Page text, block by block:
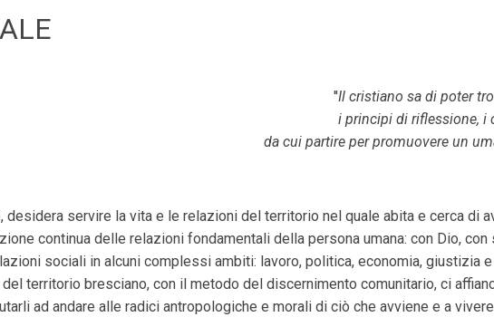
''Il cristiano sa di poter
i principi di riflessione, i
da cui partire per promuovere un
desidera servire la vita e le relazioni del territorio nel quale abita e cerca di
continua delle relazioni fondamentali della persona umana: con Dio,
sociali in alcuni complessi ambiti: lavoro, politica, economia, giustizia
territorio bresciano, con il metodo del discernimento comunitario, ci
ad andare alle radici antropologiche e morali di ciò che avviene e a